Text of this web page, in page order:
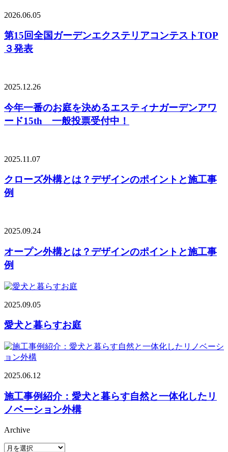
2026.06.05
第15回全国ガーデンエクステリアコンテストTOP
３発表
2025.12.26
今年一番のお庭を決めるエスティナガーデンアワ
ード15th 一般投票受付中！
2025.11.07
クローズ外構とは？デザインのポイントと施工事
例
2025.09.24
オープン外構とは？デザインのポイントと施工事
例
2025.09.05
愛犬と暮らすお庭
2025.06.12
施工事例紹介：愛犬と暮らす自然と一体化したリ
ノベーション外構
Archive
Archive